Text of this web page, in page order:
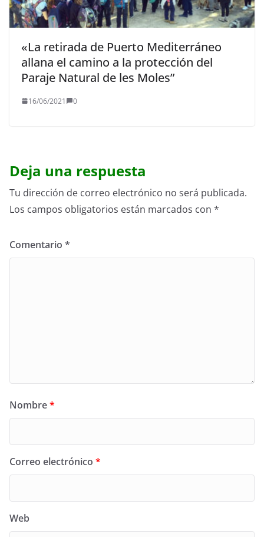
«La retirada de Puerto Mediterráneo
allana el camino a la protección del
Paraje Natural de les Moles”
16/06/2021 0
Deja una respuesta
Tu dirección de correo electrónico no será publicada.
Los campos obligatorios están marcados con *
Comentario *
Nombre*
Correo electrónico *
Web